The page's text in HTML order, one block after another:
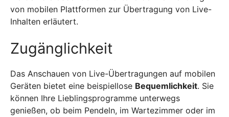
von mobilen Plattformen zur Übertragung von Live-
Inhalten erläutert.
Zugänglichkeit
Das Anschauen von Live-Übertragungen auf mobilen
Geräten bietet eine beispiellose Bequemlichkeit. Sie
können Ihre Lieblingsprogramme unterwegs
genießen, ob beim Pendeln, im Wartezimmer oder im